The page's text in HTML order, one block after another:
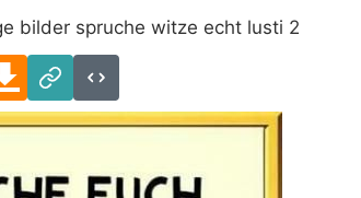
bilder spruche witze echt lusti 2
Download
Link